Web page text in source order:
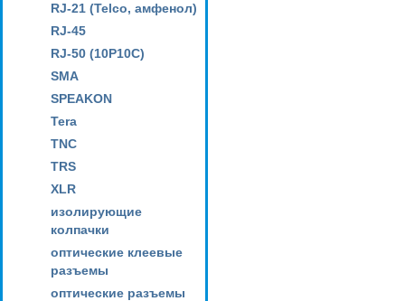
RJ-21 (Telco, амфенол)
RJ-45
RJ-50 (10P10C)
SMA
SPEAKON
Tera
TNC
TRS
XLR
изолирующие
колпачки
оптические клеевые
разъемы
оптические разъемы